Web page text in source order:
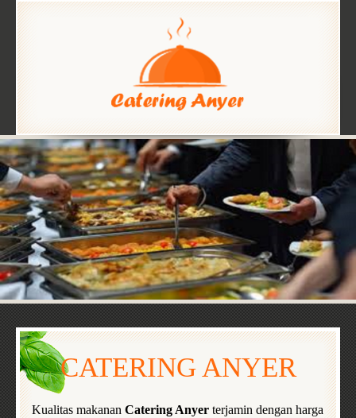
CATERING ANYER
Kualitas makanan Catering Anyer terjamin dengan harga